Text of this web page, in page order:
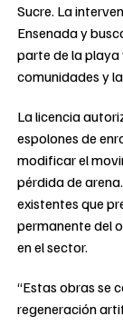
Sucre. La
Ensenada y
parte de la playa
comunidades y
La licencia
espolones de
modificar el
pérdida de
existentes que
permanente del
en el sector.
“Estas obras se
regeneración